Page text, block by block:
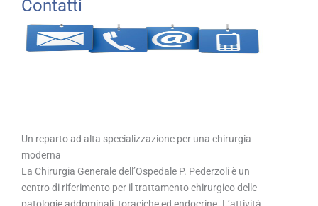
Contatti
Un reparto ad alta specializzazione per una chirurgia
moderna
La Chirurgia Generale dell’Ospedale P. Pederzoli è un
centro di riferimento per il trattamento chirurgico delle